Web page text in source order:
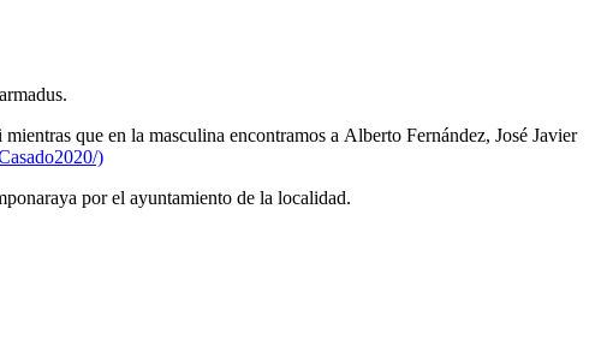
que en la masculina encontramos a Alberto Fernández, José Javier
)
por el ayuntamiento de la localidad.